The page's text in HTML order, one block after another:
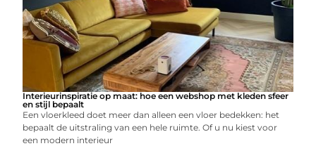
Interieurinspiratie op maat: hoe een webshop met kleden sfeer
en stijl bepaalt
Een vloerkleed doet meer dan alleen een vloer bedekken: het
bepaalt de uitstraling van een hele ruimte. Of u nu kiest voor
een modern interieur